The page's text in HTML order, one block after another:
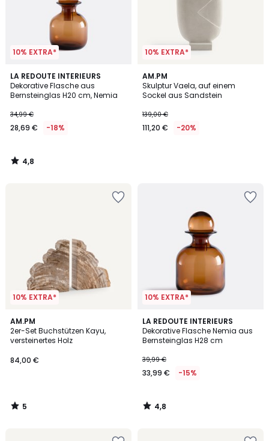
10% EXTRA*
LA REDOUTE INTERIEURS
Dekorative Flasche aus
Bernsteinglas H20 cm, Nemia
34,99 €
28,69 € -18%
4,8
/ 5
4,8
/
10% EXTRA*
AM.PM
Skulptur Vaela, auf einem
Sockel aus Sandstein
139,00 €
111,20 € -20%
10% EXTRA*
AM.PM
2er-Set Buchstützen Kayu,
versteinertes Holz
84,00 €
5
/
5
5
/
10% EXTRA*
LA REDOUTE INTERIEURS
Dekorative Flasche Nemia aus
Bernsteinglas H28 cm
39,99 €
33,99 € -15%
4,8
/ 5
4,8
/